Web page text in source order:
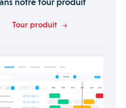
Tour produit